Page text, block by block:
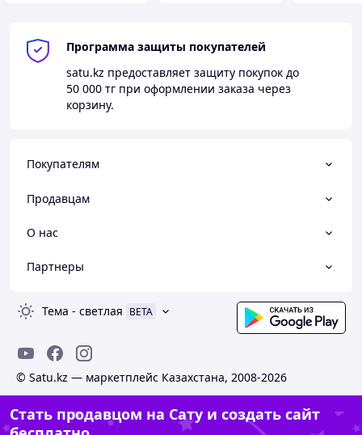
Программа защиты покупателей
satu.kz предоставляет защиту покупок до
50 000 тг при оформлении заказа через
корзину.
Покупателям
Продавцам
О нас
Партнеры
Тема - светлая BETA
© Satu.kz — маркетплейс Казахстана, 2008-2026
Стать продавцом на Сату и создать сайт